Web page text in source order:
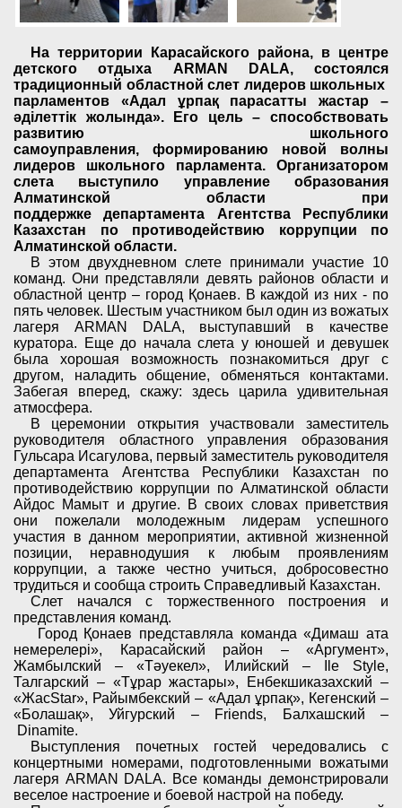
На территории Карасайского района, в центре
детского отдыха ARMAN DALA, состоялся
традиционный областной слет лидеров школьных
парламентов «Адал ұрпақ парасатты жастар –
әділеттік жолында». Его цель – способствовать
развитию школьного
самоуправления, формированию новой волны
лидеров школьного парламента. Организатором
слета выступило управление образования
Алматинской области при
поддержкедепартамента Агентства Республики
Казахстан по противодействию коррупции по
Алматинской области.
В этом двухдневном слете принимали участие 10
команд. Они представляли девять районов области и
областной центр – город Қонаев. В каждой из них - по
пять человек. Шестым участником был один из вожатых
лагеря ARMAN DALA, выступавший в качестве
куратора. Еще до начала слета у юношей и девушек
была хорошая возможность познакомиться друг с
другом, наладить общение, обменяться контактами.
Забегая вперед, скажу: здесь царила удивительная
атмосфера.
В церемонии открытия участвовализаместитель
руководителя областного управления образования
Гульсара Исагулова, первый заместитель руководителя
департамента Агентства Республики Казахстан по
противодействию коррупции по Алматинской области
Айдос Мамыт и другие. В своих словах приветствия
они пожелали молодежным лидерам успешного
участия в данном мероприятии, активной жизненной
позиции, неравнодушия к любым проявлениям
коррупции, а также честно учиться, добросовестно
трудиться и сообща строить Справедливый Казахстан.
Слет начался с торжественного построения и
представления команд.
Город Қонаев представляла команда «Димаш ата
немерелері», Карасайский район – «Аргумент»,
Жамбылский – «Тәуекел», Илийский – Ile Style,
Талгарский – «Тұрар жастары», Енбекшиказахский –
«ЖасStar», Райымбекский – «Адал ұрпақ», Кегенский –
«Болашақ», Уйгурский – Friends, Балхашский –
Dinamite.
Выступления почетных гостей чередовались с
концертными номерами, подготовленными вожатыми
лагеря ARMAN DALA. Все команды демонстрировали
веселое настроение и боевой настрой на победу.